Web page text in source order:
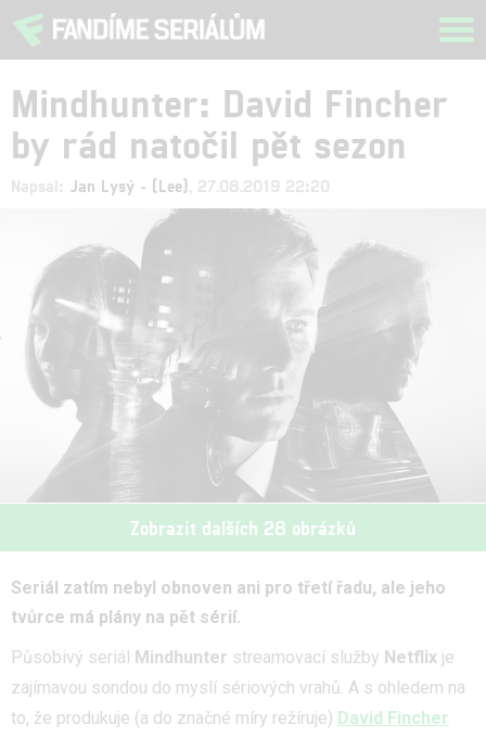
Mindhunter: David Fincher
by rád natočil pět sezon
Napsal: Jan Lysý - (Lee) , 27.08.2019 22:20
Zobrazit dalších 28 obrázků
Seriál zatím nebyl obnoven ani pro třetí řadu, ale jeho
tvůrce má plány na pět sérií.
Působivý seriál
Mindhunter streamovací služby Netflix je
zajímavou sondou do myslí sériových vrahů. A s ohledem na
to, že produkuje (a do značné míry režíruje) David Fincher